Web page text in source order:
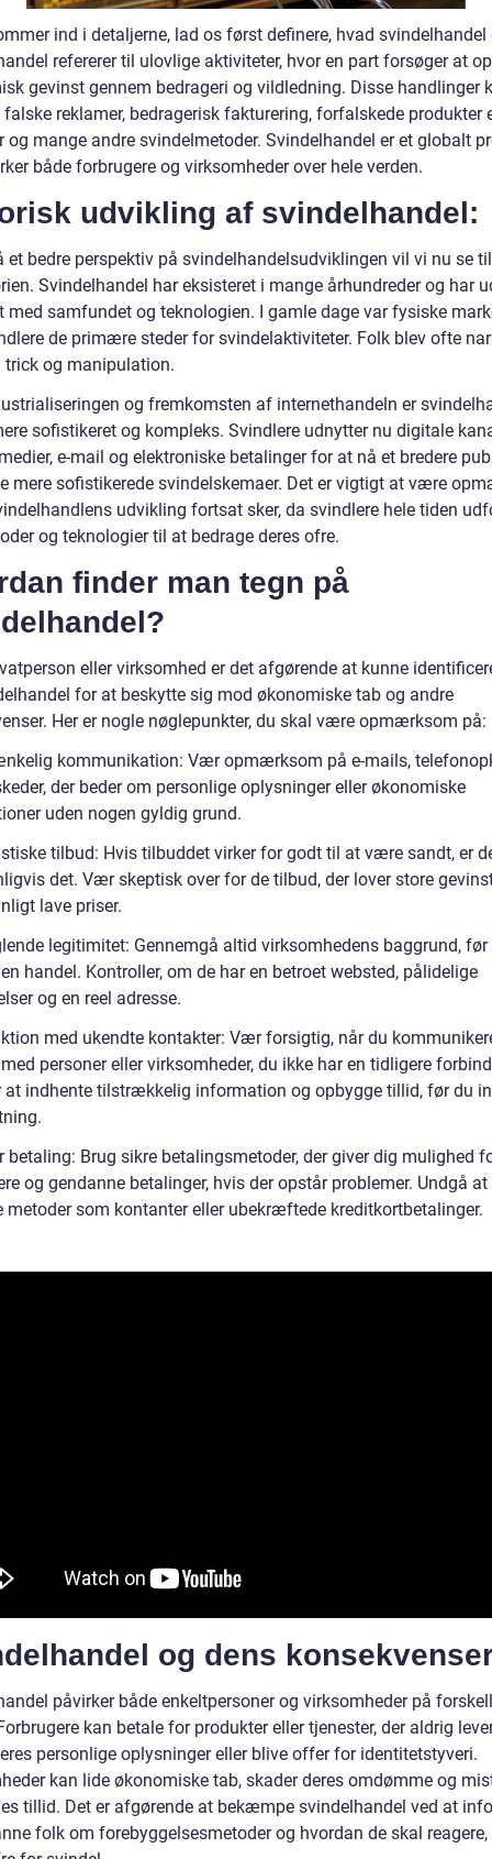
ind i detaljerne, lad os først definere, hvad svindelhandel
refererer til ulovlige aktiviteter, hvor en part forsøger at
gevinst gennem bedrageri og vildledning. Disse handlinger
reklamer, bedragerisk fakturering, forfalskede produkter
og mange andre svindelmetoder. Svindelhandel er et globalt
både forbrugere og virksomheder over hele verden.
udvikling af svindelhandel:
et bedre perspektiv på svindelhandelsudviklingen vil vi nu se
Svindelhandel har eksisteret i mange århundreder og har
med samfundet og teknologien. I gamle dage var fysiske
de primære steder for svindelaktiviteter. Folk blev ofte
trick og manipulation.
og fremkomsten af internethandeln er
sofistikeret og kompleks. Svindlere udnytter nu digitale
e-mail og elektroniske betalinger for at nå et bredere
mere sofistikerede svindelskemaer. Det er vigtigt at være
udvikling fortsat sker, da svindlere hele tiden
og teknologier til at bedrage deres ofre.
finder man tegn på
eller virksomhed er det afgørende at kunne
for at beskytte sig mod økonomiske tab og andre
Her er nogle nøglepunkter, du skal være opmærksom på:
kommunikation: Vær opmærksom på e-mails,
der beder om personlige oplysninger eller økonomiske
uden nogen gyldig grund.
tilbud: Hvis tilbuddet virker for godt til at være sandt, er
det. Vær skeptisk over for de tilbud, der lover store
lave priser.
legitimitet: Gennemgå altid virksomhedens baggrund, før
handel. Kontroller, om de har en betroet websted, pålidelige
og en reel adresse.
med ukendte kontakter: Vær forsigtig, når du
personer eller virksomheder, du ikke har en tidligere
at indhente tilstrækkelig information og opbygge tillid, før du
betaling: Brug sikre betalingsmetoder, der giver dig mulighed
og gendanne betalinger, hvis der opstår problemer. Undgå at
metoder som kontanter eller ubekræftede kreditkortbetalinger.
og dens
påvirker både enkeltpersoner og virksomheder på
kan betale for produkter eller tjenester, der aldrig
personlige oplysninger eller blive offer for identitetstyveri.
kan lide økonomiske tab, skader deres omdømme og
tillid. Det er afgørende at bekæmpe svindelhandel ved at
folk om forebyggelsesmetoder og hvordan de skal reagere,